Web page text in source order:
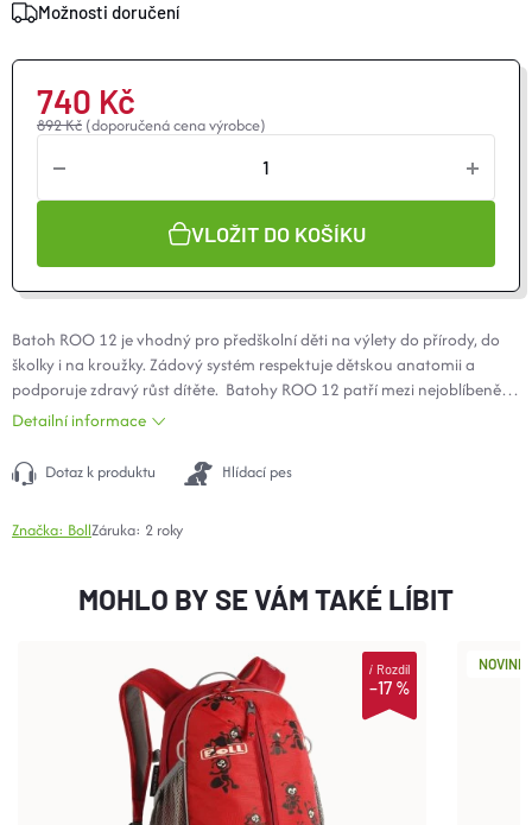
O nás
Moje objednávka
Možnosti doručení
892 Kč (doporučená cena výrobce)
740 Kč
VLOŽIT DO KOŠÍKU
Batoh ROO 12 je vhodný pro předškolní děti na výlety do přírody, do
školky i na kroužky. Zádový systém respektuje dětskou anatomii a
podporuje zdravý růst dítěte. Batohy ROO 12 patří mezi nejoblíbenější
batůžky pro předškolní děti.
Detailní informace
Dotaz k produktu Hlídací pes
Značka: BollZáruka: 2 roky
MOHLO BY SE VÁM TAKÉ LÍBIT
–17 %
iRozdíl